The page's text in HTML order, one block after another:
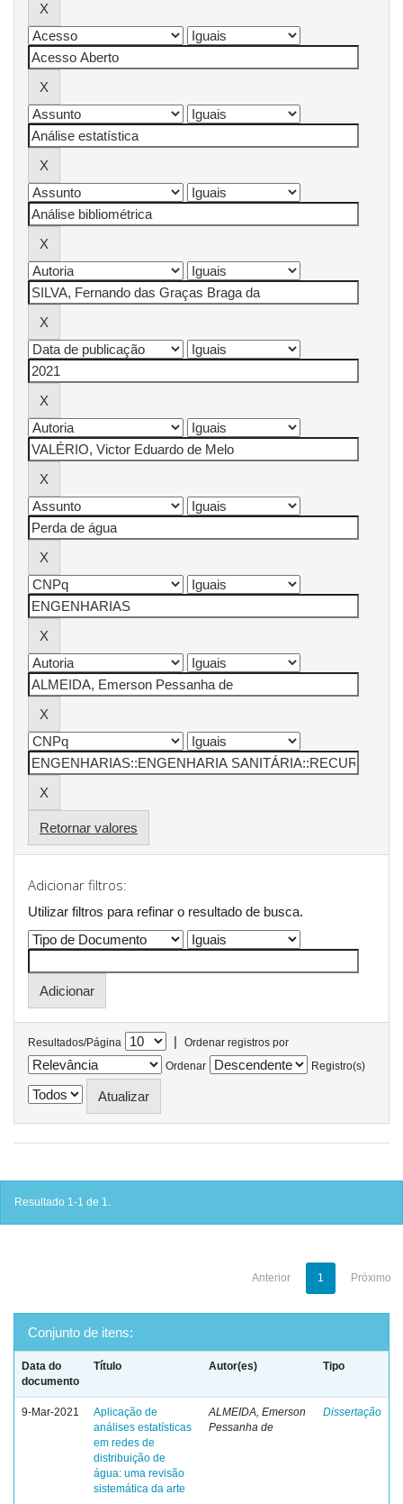
Retornar valores
Adicionar filtros:
Utilizar filtros para refinar o resultado de busca.
Resultados/Página |
Ordenar registros por
Ordenar
Registro(s)
Resultado 1-1 de 1.
Anterior 1 Próximo
Conjunto de itens:
Data do
documento
Título Autor(es) Tipo
9-Mar-2021
Aplicação de
análises estatísticas
em redes de
distribuição de
água: uma revisão
sistemática da arte
ALMEIDA, Emerson
Pessanha de
Dissertação